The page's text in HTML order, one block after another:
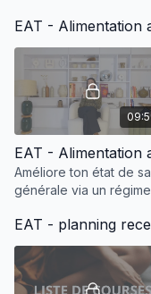
EAT - Alimentation
Améliore ton état de
générale via un régime
EAT - planning